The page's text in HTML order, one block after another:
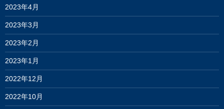
2023年4月
2023年3月
2023年2月
2023年1月
2022年12月
2022年10月